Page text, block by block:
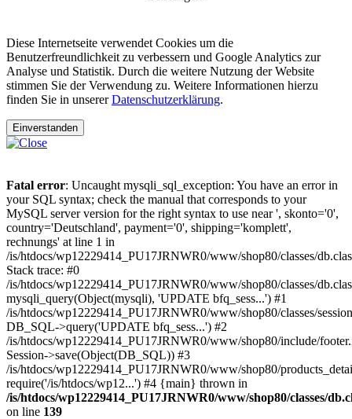
Diese Internetseite verwendet Cookies um die
Benutzerfreundlichkeit zu verbessern und Google Analytics zur
Analyse und Statistik. Durch die weitere Nutzung der Website
stimmen Sie der Verwendung zu. Weitere Informationen hierzu
finden Sie in unsererDatenschutzerklärung.
Einverstanden
Fatal error: Uncaught mysqli_sql_exception: You have an error in
your SQL syntax; check the manual that corresponds to your
MySQL server version for the right syntax to use near ', skonto='0',
country='Deutschland', payment='0', shipping='komplett',
rechnungs' at line 1 in
/is/htdocs/wp12229414_PU17JRNWR0/www/shop80/classes/
Stack trace: #0
/is/htdocs/wp12229414_PU17JRNWR0/www/shop80/classes/
mysqli_query(Object(mysqli), 'UPDATE bfq_sess...') #1
/is/htdocs/wp12229414_PU17JRNWR0/www/shop80/classes/
DB_SQL->query('UPDATE bfq_sess...') #2
/is/htdocs/wp12229414_PU17JRNWR0/www/shop80/include/
Session->save(Object(DB_SQL)) #3
/is/htdocs/wp12229414_PU17JRNWR0/www/shop80/
require('/is/htdocs/wp12...') #4 {main} thrown in
/is/htdocs/wp12229414_PU17JRNWR0/www/shop80/classes/
on line 139